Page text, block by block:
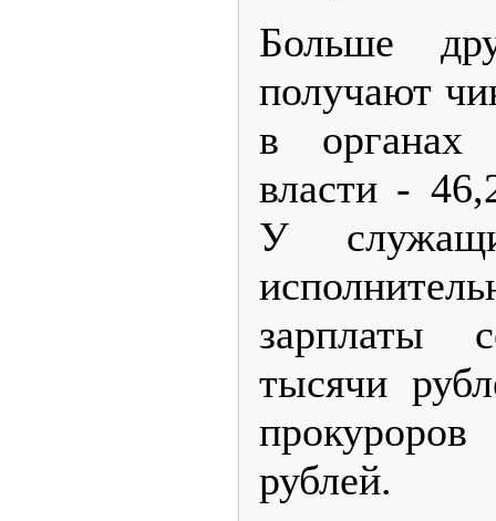
Больше
получают
в органах
власти -
У
зарплаты
тысячи
рублей.